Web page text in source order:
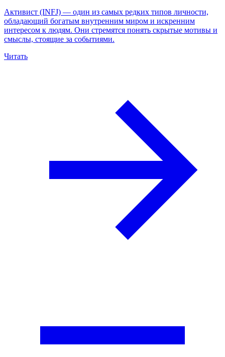
Активист (INFJ) — один из самых редких типов личности,
обладающий богатым внутренним миром и искренним
интересом к людям. Они стремятся понять скрытые мотивы и
смыслы, стоящие за событиями.
Читать